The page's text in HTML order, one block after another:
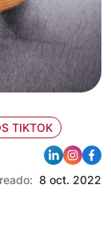
TIKTOK
8 oct. 2022